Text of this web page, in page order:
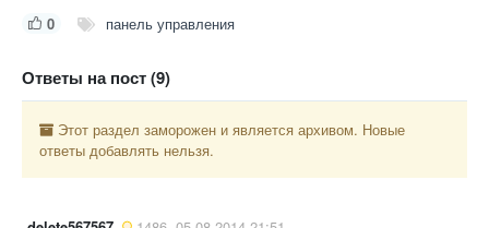
0 панель управления
Ответы на пост (9)
Этот раздел заморожен и является архивом. Новые
ответы добавлять нельзя.